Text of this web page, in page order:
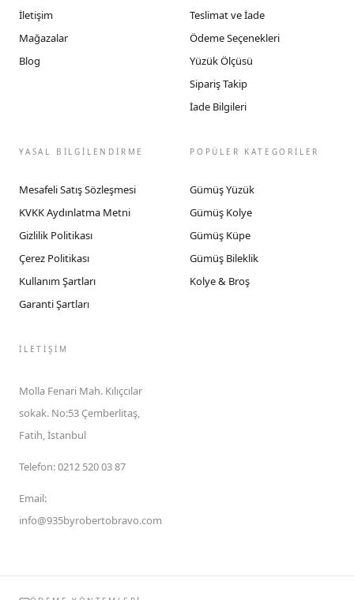
İletişim
Mağazalar
Blog
Teslimat ve İade
Ödeme Seçenekleri
Yüzük Ölçüsü
Sipariş Takip
İade Bilgileri
YASAL BİLGİLENDİRME
Mesafeli Satış Sözleşmesi
KVKK Aydınlatma Metni
Gizlilik Politikası
Çerez Politikası
Kullanım Şartları
Garanti Şartları
POPÜLER KATEGORİLER
Gümüş Yüzük
Gümüş Kolye
Gümüş Küpe
Gümüş Bileklik
Kolye & Broş
İLETIŞIM
Molla Fenari Mah. Kılıçcılar
sokak. No:53 Çemberlitaş,
Fatih, İstanbul
Telefon:0212 520 03 87
Email:
info@935byrobertobravo.com